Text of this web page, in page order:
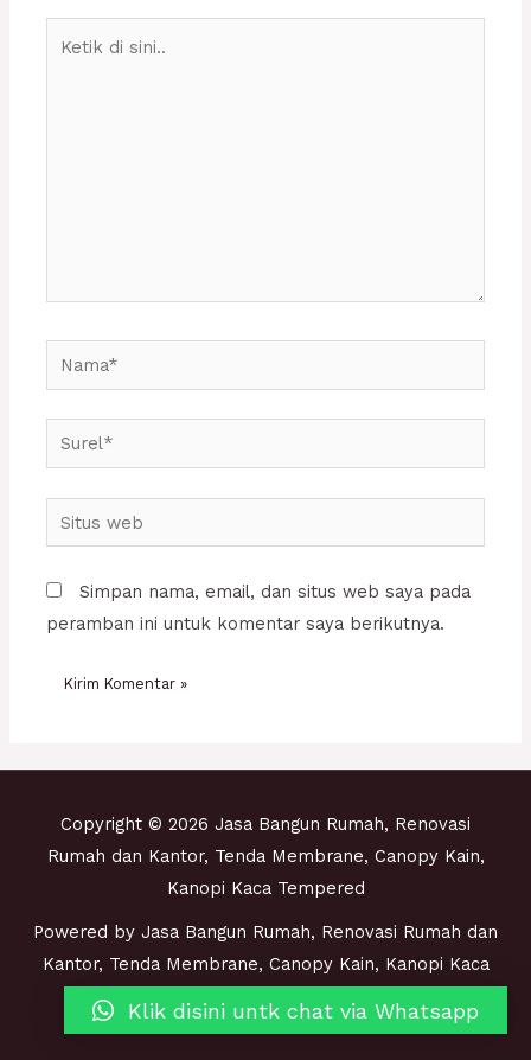
Nama*
Surel*
Situs
web
Simpan nama, email, dan situs web saya pada
peramban ini untuk komentar saya berikutnya.
Copyright © 2026 Jasa Bangun Rumah, Renovasi
Rumah dan Kantor, Tenda Membrane, Canopy Kain,
Kanopi Kaca Tempered
Powered by Jasa Bangun Rumah, Renovasi Rumah dan
Kantor, Tenda Membrane, Canopy Kain, Kanopi Kaca
Klik disini untk chat via Whatsapp